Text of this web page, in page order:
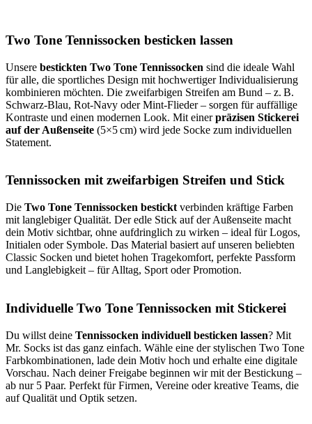
Two Tone Tennissocken besticken lassen
Unsere bestickten Two Tone Tennissocken sind die ideale Wahl
für alle, die sportliches Design mit hochwertiger Individualisierung
kombinieren möchten. Die zweifarbigen Streifen am Bund – z. B.
Schwarz-Blau, Rot-Navy oder Mint-Flieder – sorgen für auffällige
Kontraste und einen modernen Look. Mit einerpräzisen Stickerei
auf der Außenseite (5×5 cm) wird jede Socke zum individuellen
Statement.
Tennissocken mit zweifarbigen Streifen und Stick
Die Two Tone Tennissocken bestickt verbinden kräftige Farben
mit langlebiger Qualität. Der edle Stick auf der Außenseite macht
dein Motiv sichtbar, ohne aufdringlich zu wirken – ideal für Logos,
Initialen oder Symbole. Das Material basiert auf unseren beliebten
Classic Socken und bietet hohen Tragekomfort, perfekte Passform
und Langlebigkeit – für Alltag, Sport oder Promotion.
Individuelle Two Tone Tennissocken mit Stickerei
Du willst deine Tennissocken individuell besticken lassen? Mit
Mr. Socks ist das ganz einfach. Wähle eine der stylischen Two Tone
Farbkombinationen, lade dein Motiv hoch und erhalte eine digitale
Vorschau. Nach deiner Freigabe beginnen wir mit der Bestickung –
ab nur 5 Paar. Perfekt für Firmen, Vereine oder kreative Teams, die
auf Qualität und Optik setzen.